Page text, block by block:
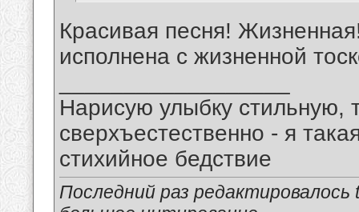
Красивая песня!
исполнена с жизненной
Нарисую улыбку стильную,
сверхъестественно - я
стихийное бедствие
Последний раз